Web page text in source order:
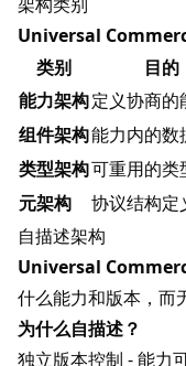
Universal
类别
目的
能力架构定义协商的
组件架构能力内的数
类型架构可重用的类
元架构 协议结构定
自描述架构
Universal
什么能力和版本，而
为什么自描述？
独立版本控制 - 能力